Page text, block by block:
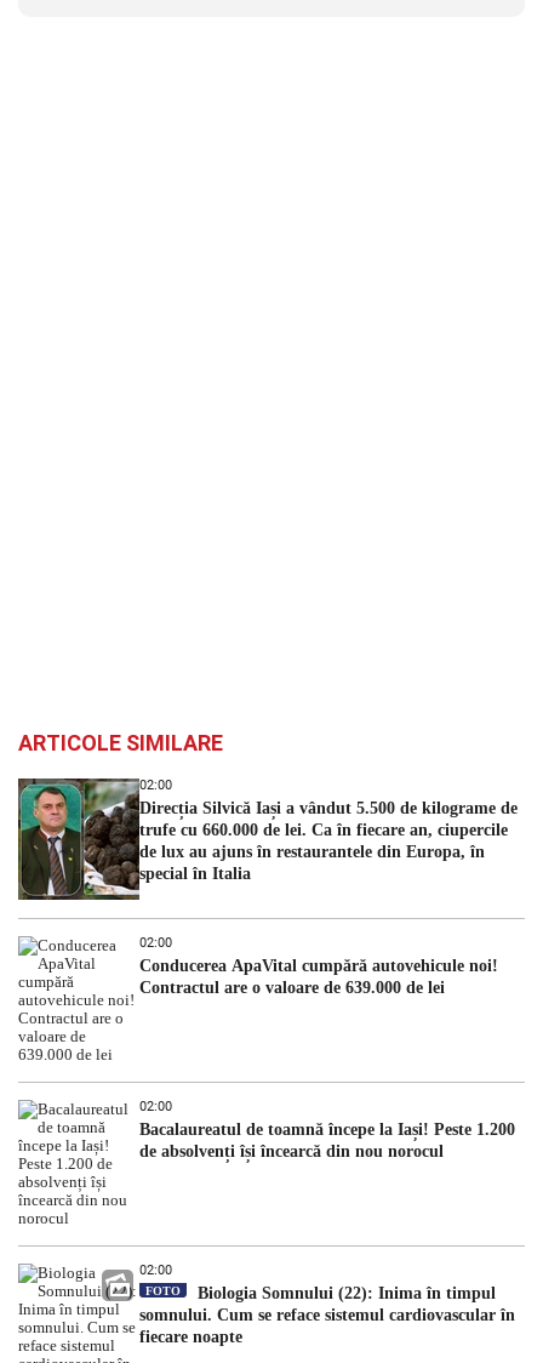
ARTICOLE SIMILARE
02:00
Direcția Silvică Iași a vândut 5.500 de kilograme de
trufe cu 660.000 de lei. Ca în fiecare an, ciupercile
de lux au ajuns în restaurantele din Europa, în
special în Italia
02:00
Conducerea ApaVital cumpără autovehicule noi!
Contractul are o valoare de 639.000 de lei
02:00
Bacalaureatul de toamnă începe la Iași! Peste 1.200
de absolvenți își încearcă din nou norocul
02:00
FOTO
Biologia Somnului (22): Inima în timpul
somnului. Cum se reface sistemul cardiovascular în
fiecare noapte